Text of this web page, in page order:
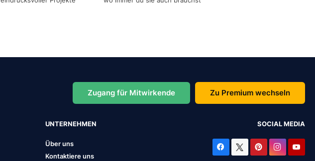
Zugang für Mitwirkende Zu Premium wechseln
UNTERNEHMEN
Über uns
Kontaktiere uns
SOCIAL MEDIA